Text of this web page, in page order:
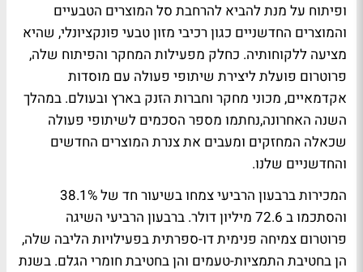
ופיתוח על מנת להביא להרחבת סל המוצרים הטבעיים
והמוצרים החדשניים כגון רכיבי מזון טבעי פונקציונלי, שהיא
מציעה ללקוחותיה. כחלק מפעילות המחקר והפיתוח שלה,
פרוטרום פועלת ליצירת שיתופי פעולה עם מוסדות
אקדמאיים, מכוני מחקר וחברות הזנק בארץ ובעולם. במהלך
השנה האחרונה,נחתמו מספר הסכמים לשיתופי פעולה
שכאלה המחזקים ומעבים את צנרת המוצרים החדשים
והחדשניים שלנו.
המכירות ברבעון הרביעי צמחו בשיעור חד של 38.1%
והסתכמו ב 72.6 מיליון דולר. ברבעון הרביעי השיגה
פרוטרום צמיחה פנימית דו-ספרתית בפעילויות הליבה שלה,
הן בחטיבת התמציות-טעמים והן בחטיבת חומרי הגלם. בשנת